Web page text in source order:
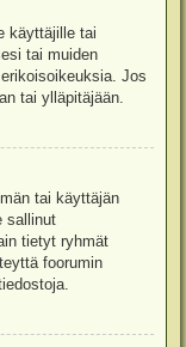
käyttäjille tai
tai muiden
Jos
tai ylläpitäjään.
tai käyttäjän
sallinut
tietyt ryhmät
foorumin